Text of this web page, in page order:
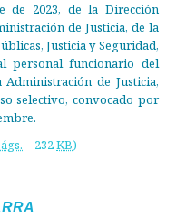
de 2023, de la Dirección
de Justicia, de la
Justicia y Seguridad,
personal funcionario del
de Justicia,
selectivo, convocado por
– 232KB)